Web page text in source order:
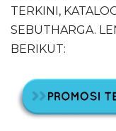
TERKINI,
SEBUTHARGA.
BERIKUT: